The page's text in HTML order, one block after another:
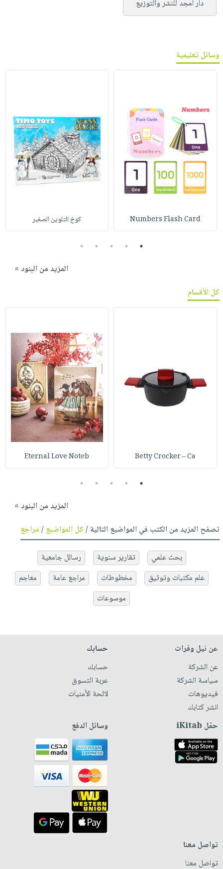
دار أمجد للنشر والتوزيع
وسائل تعليمية
Numbers Flash Card كوخ التلوين الصغير
1
2
3
4
5
المزيد من البنود »
كل الأقسام
Betty Crocker – Ca
Eternal Love Noteb
1
2
3
4
5
المزيد من البنود »
تصفح المزيد من الكتب في المواضيع التالية /كل المواضيع/مراجع
بحث علمي تقارير سنوية
رسائل جامعية
علم مكتبات وتوثيق
مخطوطات مراجع عامة
معاجم
موسوعات
عن نيل وفرات
عن الشركة
سياسة الشركة
فيديوهات
انشر كتابك
حسابك
حسابك
عربة التسوق
لائحة الأمنيات
حمّل iKitab وسائل الدفع
تواصل معنا
تواصل معنا